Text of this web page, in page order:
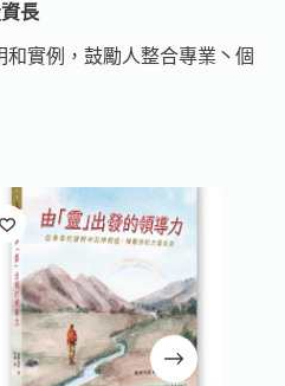
長
和實例，鼓勵人整合專業丶個